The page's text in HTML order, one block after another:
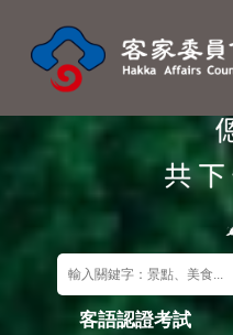
客語認證考試